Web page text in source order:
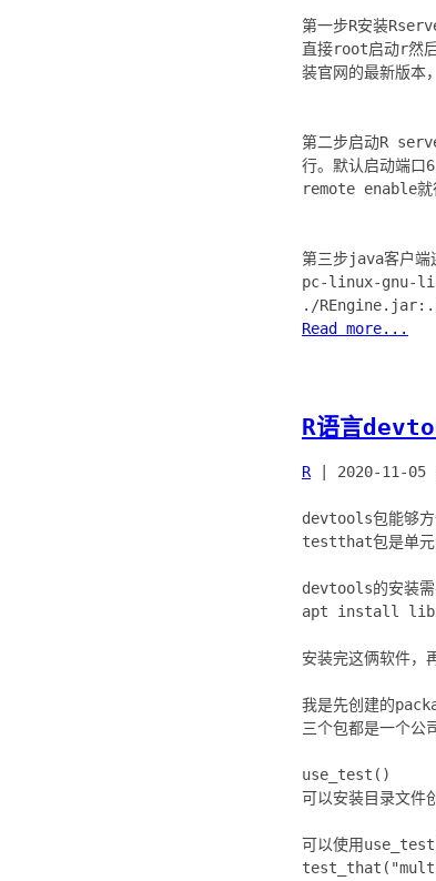
第一步R安装
直接root启动r然
装官网的最新版
第二步启动R
行。默认启动端口
remote enable就
第三步java客户端
pc-linux-gnu-
Read more...
R语言
R 2020-11-05
devtools包能够方
testthat包是单元
devtools的安装需
apt install
安装完这俩软件，
我是先创建的
三个包都是一个
use_test()
可以安装目录文件
可以使用